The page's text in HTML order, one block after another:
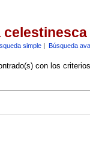
simple| Búsqueda
con los